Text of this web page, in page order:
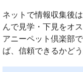
ネットで情報収集後
んで見学・下見をオス
アニーペット倶楽部
ば、信頼できるかど